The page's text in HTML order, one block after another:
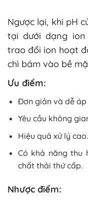
Ngược lại, khi pH
tại dưới dạng
trao đổi ion hoạt
chì bám vào bề
Ưu điểm:
Đơn giản và dễ áp
Yêu cầu không
Hiệu quả xử lý cao.
Có khả năng
chất thải thứ cấp.
Nhược điểm: